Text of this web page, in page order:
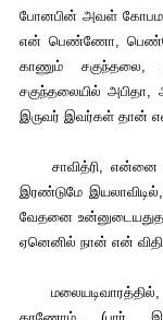
போனபின் அவள்
என் பெண்ணோ,
காணும்
சகுந்தலையில் அபிதா,
இருவர் இவர்கள் தான்
சாவித்ரி, என்னை
இரண்டுமே
வேதனை
ஏனெனில் நான் என்
மலையடிவாரத்தில்,